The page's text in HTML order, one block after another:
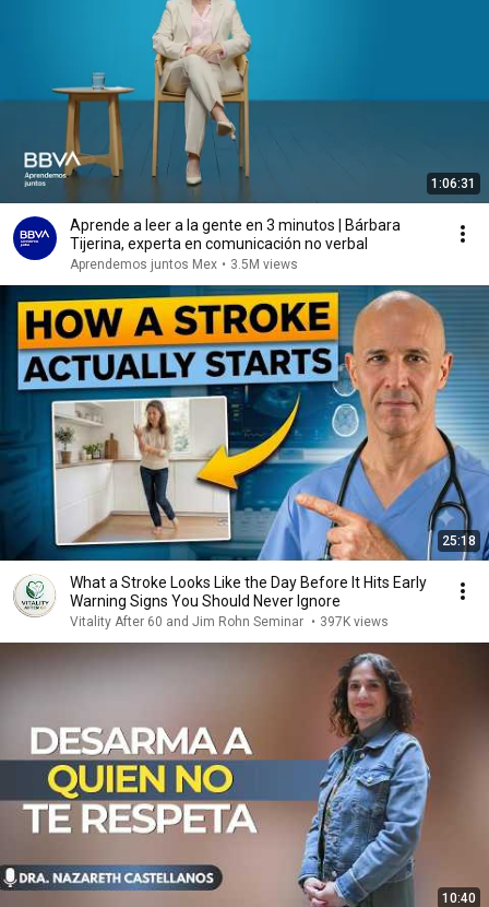
1:06:31
Aprende a leer a la gente en 3 minutos | Bárbara
Tijerina, experta en comunicación no verbal
Aprendemos juntos Mex • 3.5M views
25:18
What a Stroke Looks Like the Day Before It Hits Early
Warning Signs You Should Never Ignore
Vitality After 60 and Jim Rohn Seminar • 397K views
10:40